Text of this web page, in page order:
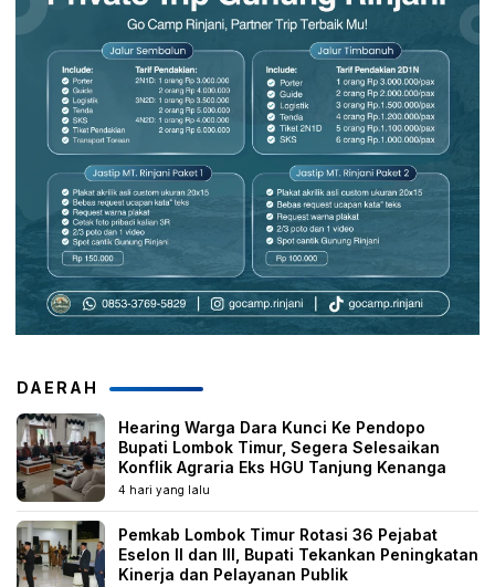
DAERAH
Hearing Warga Dara Kunci Ke Pendopo
Bupati Lombok Timur, Segera Selesaikan
Konflik Agraria Eks HGU Tanjung Kenanga
4 hari yang lalu
Pemkab Lombok Timur Rotasi 36 Pejabat
Eselon II dan III, Bupati Tekankan Peningkatan
Kinerja dan Pelayanan Publik